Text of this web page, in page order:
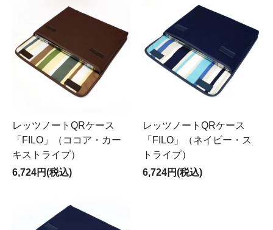
レッツノートQRケース
「FILO」（ココア・カー
キストライプ）
6,724円(税込)
レッツノートQRケース
「FILO」（ネイビー・ス
トライプ）
6,724円(税込)